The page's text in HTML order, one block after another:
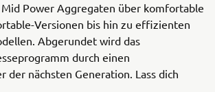
Power Aggregaten über komfortable
Versionen bis hin zu effizienten
Abgerundet wird das
durch einen
der nächsten Generation. Lass dich